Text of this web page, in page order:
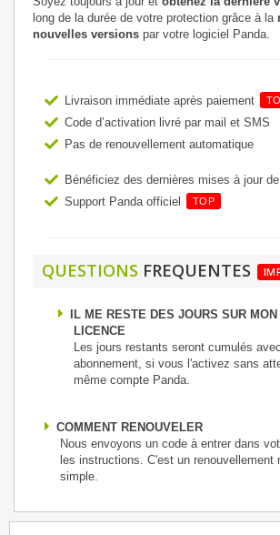
long de la durée de votre protection grâce à la
nouvelles versions par votre logiciel Panda.
Livraison immédiate après paiement
Code d’activation livré par mail et SMS
Pas de renouvellement automatique
Bénéficiez des dernières mises à jour
Support Panda officiel
TOP
QUESTIONS FREQUENTES
IL ME RESTE DES JOURS SUR
LICENCE
Les jours restants seront cumulés
abonnement, si vous l'activez sans
même compte Panda.
COMMENT RENOUVELER
Nous envoyons un code à entrer dans
les instructions. C'est un renouvellement
simple.